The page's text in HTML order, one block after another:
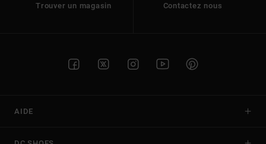
Trouver un magasin Contactez nous
AIDE